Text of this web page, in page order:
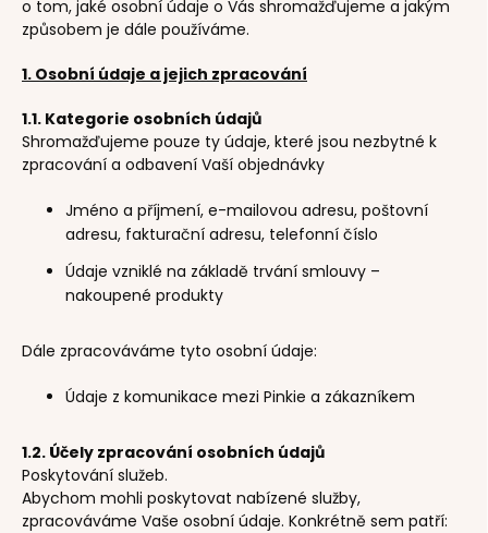
o tom, jaké osobní údaje o Vás shromažďujeme a jakým
způsobem je dále používáme.
1. Osobní údaje a jejich zpracování
1.1. Kategorie osobních údajů
Shromažďujeme pouze ty údaje, které jsou nezbytné k
zpracování a odbavení Vaší objednávky
Jméno a příjmení, e-mailovou adresu, poštovní
adresu, fakturační adresu, telefonní číslo
Údaje vzniklé na základě trvání smlouvy –
nakoupené produkty
Dále zpracováváme tyto osobní údaje:
Údaje z komunikace mezi Pinkie a zákazníkem
1.2. Účely zpracování osobních údajů
Poskytování služeb.
Abychom mohli poskytovat nabízené služby,
zpracováváme Vaše osobní údaje. Konkrétně sem patří: